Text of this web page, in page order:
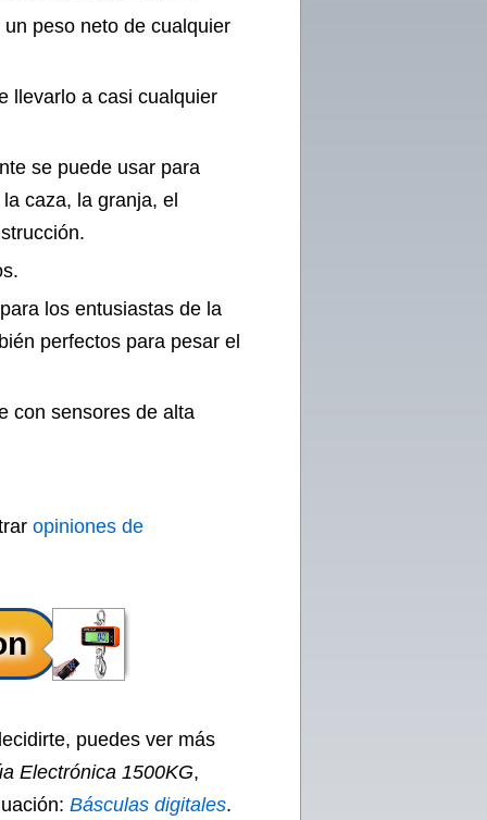
peso neto de cualquier
llevarlo a casi cualquier
se puede usar para
caza, la granja, el
los entusiastas de la
perfectos para pesar el
con sensores de alta
opiniones de
puedes ver más
Electrónica 1500KG,
Básculas digitales.